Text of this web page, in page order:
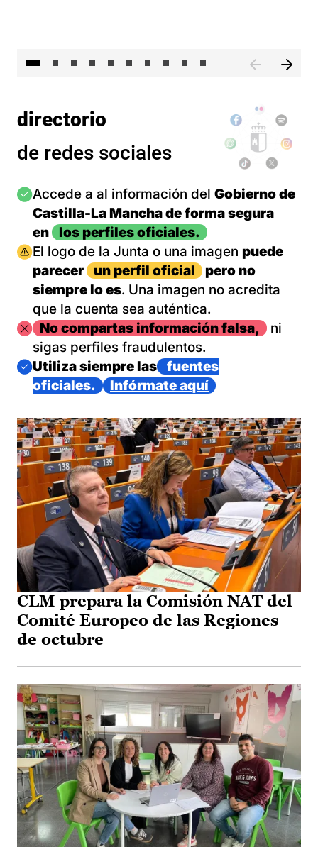
directorio
de redes sociales
Imagen
Accede a al información del Gobierno de
Castilla-La Mancha de forma segura
en
los perfiles oficiales.
Imagen
El logo de la Junta o una imagen puede
parecer
un perfil oficial
pero no
siempre lo es. Una imagen no acredita
que la cuenta sea auténtica.
ImagenNo compartas información falsa,
ni
sigas perfiles fraudulentos.
Imagen
Utiliza siempre las
fuentes
oficiales.
Infórmate aquí
CLM prepara la Comisión NAT del
Comité Europeo de las Regiones
de octubre